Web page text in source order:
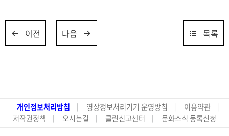
이전 다음 목록
개인정보처리방침 영상정보처리기기 운영방침
이용약관
저작권정책
오시는길 클린신고센터 문화소식 등록신청